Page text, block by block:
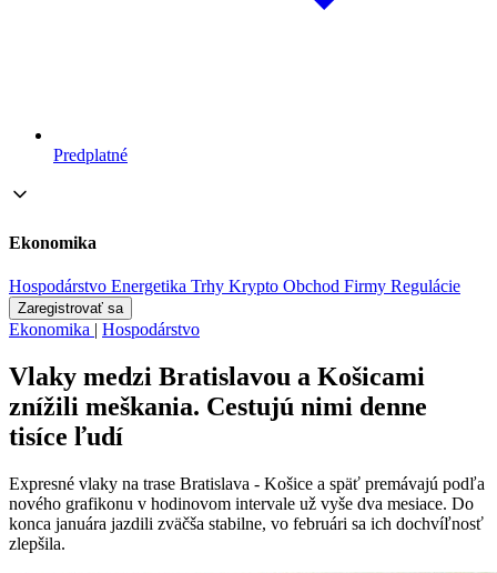
Predplatné
Ekonomika
Hospodárstvo Energetika Trhy Krypto Obchod Firmy Regulácie
Zaregistrovať sa
Ekonomika | Hospodárstvo
Vlaky medzi Bratislavou a Košicami
znížili meškania. Cestujú nimi denne
tisíce ľudí
Expresné vlaky na trase Bratislava - Košice a späť premávajú podľa
nového grafikonu v hodinovom intervale už vyše dva mesiace. Do
konca januára jazdili zväčša stabilne, vo februári sa ich dochvíľnosť
zlepšila.